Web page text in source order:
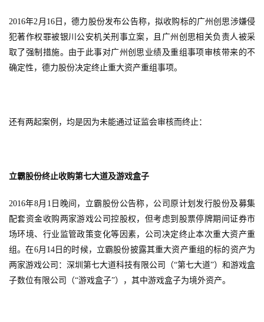
业
界
手
游
休
闲
游
戏
2016年2月16日，德力股份发布公告称，拟收购标的广州创思涉嫌侵
犯著作权罪被银川公安机关刑事立案，且广州创思相关负责人被采
取了强制措施。由于此事对广州创思业绩及重组事项审核带来的不
确定性，德力股份决定终止重大资产重组事项。
还有两起案例，均是因为未能通过证监会审核而终止：
立霸股份终止收购第七大道及游戏盒子
2016年8月1日晚间，立霸股份公告称，公司原计划发行股份及募集
配套资金收购两家游戏公司控股权，但考虑到股票停牌期间证券市
场环境、行业监管政策变化等因素，公司决定终止本次重大资产重
组。在6月14日的时候，立霸股份披露其重大资产重组的标的资产为
两家游戏公司：深圳第七大道科技有限公司（“第七大道”）和游戏盒
子数位有限公司（“游戏盒子”），其中游戏盒子为境外资产。